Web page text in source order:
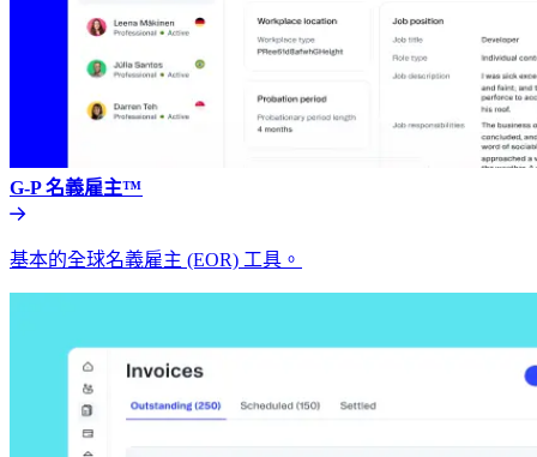
G-P 名義雇主™​​
基本的全球名義雇主 (EOR) 工具。​​